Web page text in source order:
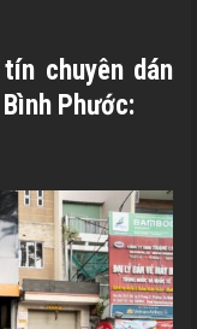
chuyên dán
Phước: